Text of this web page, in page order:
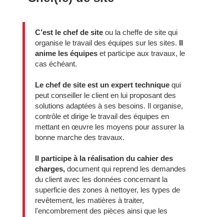
C’est le chef de site ou la cheffe de site qui
organise le travail des équipes sur les sites. Il
anime les équipes et participe aux travaux, le
cas échéant.
Le chef de site est un expert technique qui
peut conseiller le client en lui proposant des
solutions adaptées à ses besoins. Il organise,
contrôle et dirige le travail des équipes en
mettant en œuvre les moyens pour assurer la
bonne marche des travaux.
Il participe à la réalisation du cahier des
charges, document qui reprend les demandes
du client avec les données concernant la
superficie des zones à nettoyer, les types de
revêtement, les matières à traiter,
l'encombrement des pièces ainsi que les